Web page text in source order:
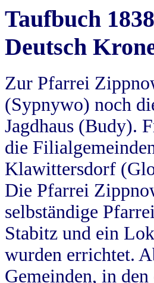
Taufbuch
Deutsch
Zur Pfarrei
(Sypnywo) noch
Jagdhaus (Budy).
die
Klawittersdorf
Die Pfarrei
selbständige
Stabitz und ein
wurden errichtet.
Gemeinden, in